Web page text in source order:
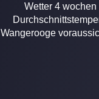
Wetter 4
Wangerooge